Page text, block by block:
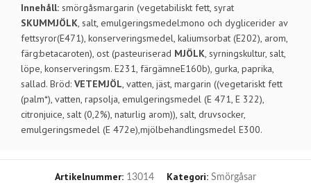
Innehåll: smörgåsmargarin (vegetabiliskt fett, syrat
SKUMMJÖLK, salt, emulgeringsmedel:mono och dyglicerider av
fettsyror(E471), konserveringsmedel, kaliumsorbat (E202), arom,
färg:betacaroten), ost (pasteuriserad MJÖLK, syrningskultur, salt,
löpe, konserveringsm. E231, färgämneE160b), gurka, paprika,
sallad. Bröd: VETEMJÖL, vatten, jäst, margarin ((vegetariskt fett
(palm*), vatten, rapsolja, emulgeringsmedel (E 471, E 322),
citronjuice, salt (0,2%), naturlig arom)), salt, druvsocker,
emulgeringsmedel (E 472e),mjölbehandlingsmedel E300.
Artikelnummer: 13014 Kategori: Smörgåsar